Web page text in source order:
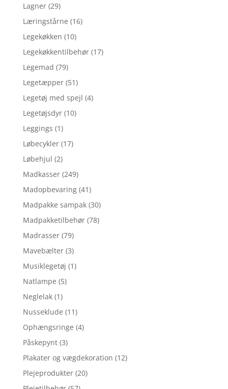
Lagner (29)
Læringstårne (16)
Legekøkken (10)
Legekøkkentilbehør (17)
Legemad (79)
Legetæpper (51)
Legetøj med spejl (4)
Legetøjsdyr (10)
Leggings (1)
Løbecykler (17)
Løbehjul (2)
Madkasser (249)
Madopbevaring (41)
Madpakke sampak (30)
Madpakketilbehør (78)
Madrasser (79)
Mavebælter (3)
Musiklegetøj (1)
Natlampe (5)
Neglelak (1)
Nusseklude (11)
Ophængsringe (4)
Påskepynt (3)
Plakater og vægdekoration (12)
Plejeprodukter (20)